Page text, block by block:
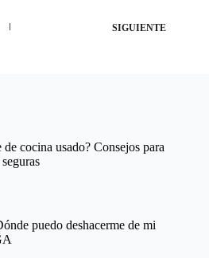
SIGUIENTE
cocina usado? Consejos para
puedo deshacerme de mi